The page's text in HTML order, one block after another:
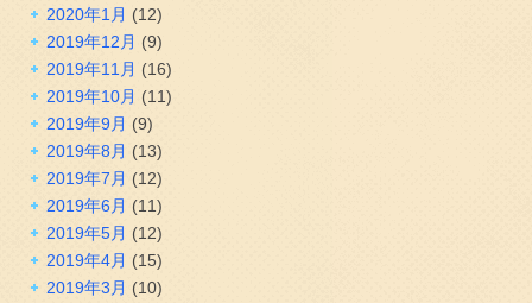
2020年1月 (12)
2019年12月 (9)
2019年11月 (16)
2019年10月 (11)
2019年9月 (9)
2019年8月 (13)
2019年7月 (12)
2019年6月 (11)
2019年5月 (12)
2019年4月 (15)
2019年3月 (10)